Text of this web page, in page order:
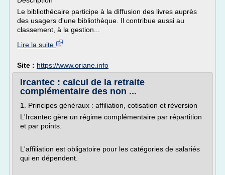
Le bibliothécaire participe à la diffusion des livres auprès
des usagers d'une bibliothèque. Il contribue aussi au
classement, à la gestion...
Lire la suite
Site : https://www.oriane.info
Ircantec : calcul de la retraite
complémentaire des non ...
1. Principes généraux : affiliation, cotisation et réversion
L'Ircantec gère un régime complémentaire par répartition
et par points.
L'affiliation est obligatoire pour les catégories de salariés
qui en dépendent.